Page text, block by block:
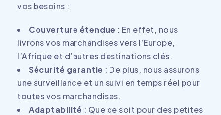
vos besoins :
Couverture étendue : En effet, nous
livrons vos marchandises vers l’Europe,
l’Afrique et d’autres destinations clés.
Sécurité garantie : De plus, nous assurons
une surveillance et un suivi en temps réel pour
toutes vos marchandises.
Adaptabilité : Que ce soit pour des petites